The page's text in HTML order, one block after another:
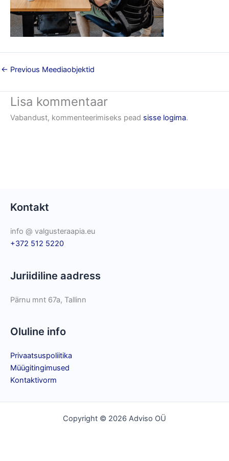
← Previous Meediaobjektid
Lisa kommentaar
Vabandust, kommenteerimiseks pead sisse logima.
Kontakt
info @ valgusteraapia.eu
+372 512 5220
Juriidiline aadress
Pärnu mnt 67a, Tallinn
Oluline info
Privaatsuspoliitika
Müügitingimused
Kontaktivorm
Copyright © 2026 Adviso OÜ